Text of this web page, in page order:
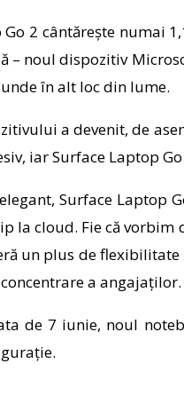
2 cântărește numai
– noul dispozitiv
în alt loc din lume.
a devenit, de
iar Surface Laptop
Surface Laptop
la cloud. Fie că
un plus de
a angajaților.
de 7 iunie, noul